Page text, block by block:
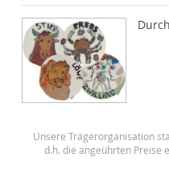
Unsere Trägerorganisation
d.h. die angeührten Preise